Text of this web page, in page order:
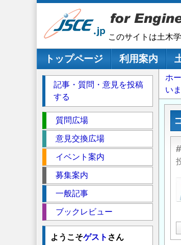
このサイトは土木
メインナビゲーション
トップページ 利用案内
パ
ン
く
ホ
い
記事・質問・意見を投稿
する
ク
シ
質問広場
意見交換広場
イベント案内
募集案内
一般記事
ブックレビュー
ようこそゲスト さん